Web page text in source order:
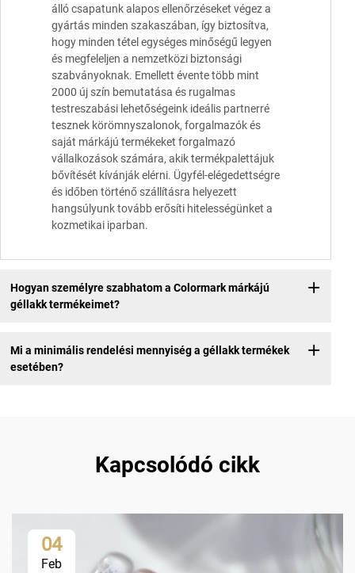
álló csapatunk alapos ellenőrzéseket végez a
gyártás minden szakaszában, így biztosítva,
hogy minden tétel egységes minőségű legyen
és megfeleljen a nemzetközi biztonsági
szabványoknak. Emellett évente több mint
2000 új szín bemutatása és rugalmas
testreszabási lehetőségeink ideális partnerré
tesznek körömnyszalonok, forgalmazók és
saját márkájú termékeket forgalmazó
vállalkozások számára, akik termékpalettájuk
bővítését kívánják elérni. Ügyfél-elégedettségre
és időben történő szállításra helyezett
hangsúlyunk tovább erősíti hitelességünket a
kozmetikai iparban.
Hogyan személyre szabhatom a Colormark márkájú
géllakk termékeimet?
Mi a minimális rendelési mennyiség a géllakk termékek
esetében?
Kapcsolódó cikk
04
Feb